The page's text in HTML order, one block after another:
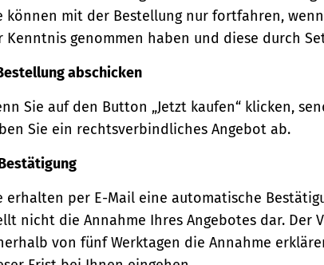
können mit der Bestellung nur fortfahren,
Kenntnis genommen haben und diese durch
abschicken
Sie auf den Button „Jetzt kaufen“ klicken,
Sie ein rechtsverbindliches Angebot ab.
erhalten per E-Mail eine automatische
nicht die Annahme Ihres Angebotes dar. Der
von fünf Werktagen die Annahme